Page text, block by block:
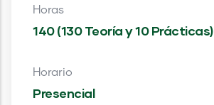
Horas
140 (130 Teoría y 10 Prácticas)
Horario
Presencial